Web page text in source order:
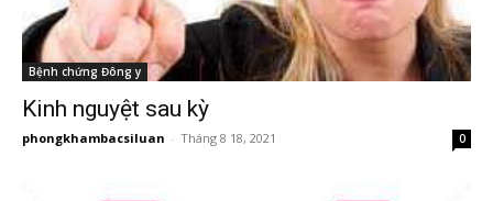
Bệnh chứng Đông y
Kinh nguyệt sau kỳ
phongkhambacsiluan - Tháng 8 18, 2021 0